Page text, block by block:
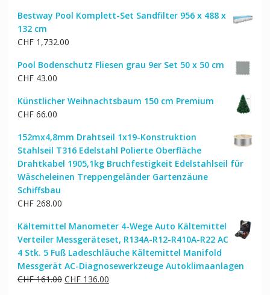
Bestway Pool Komplett-Set Sandfilter 956 x 488 x
132 cm
CHF1,732.00
Pool Bodenschutz Fliesen grau 9er Set 50 x 50 cm
CHF43.00
Künstlicher Weihnachtsbaum 150 cm Premium
CHF66.00
152mx4,8mm Drahtseil 1x19-Konstruktion
Stahlseil T316 Edelstahl Polierte Oberfläche
Drahtkabel 1905,1kg Bruchfestigkeit Edelstahlseil für
Wäscheleinen Treppengeländer Gartenzäune
Schiffsbau
CHF268.00
Kältemittel Manometer 4-Wege Auto Kältemittel
Verteiler Messgeräteset, R134A-R12-R410A-R22 AC
4 Stk. 5 Fuß Ladeschläuche Kältemittel Manifold
Messgerät AC-Diagnosewerkzeuge Autoklimaanlagen
CHF161.00 Ursprünglicher
CHF136.00Aktueller